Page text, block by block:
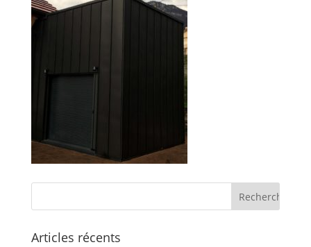
Articles récents